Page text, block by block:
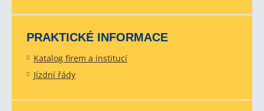
PRAKTICKÉ INFORMACE
Katalog firem a institucí
Jízdní řády